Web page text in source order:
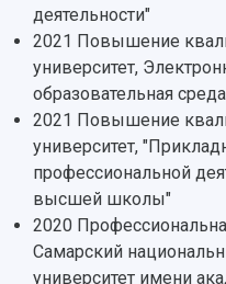
Сведения об
Официальные
деятельности"
2021 Повышение
университет,
образовательная
2021 Повышение
университет,
профессиональной
высшей школы"
2020
Самарский
университет имени